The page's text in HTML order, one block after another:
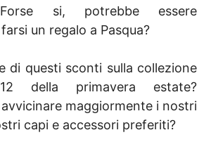
Forse si, potrebbe essere
un regalo a Pasqua?
di questi sconti sulla collezione
della primavera estate?
maggiormente i nostri
capi e accessori preferiti?